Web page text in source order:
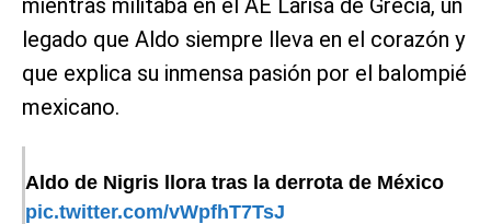
legado que Aldo siempre lleva en el corazón y
que explica su inmensa pasión por el balompié
mexicano.
Aldo de Nigris llora tras la derrota de México
pic.twitter.com/vWpfhT7TsJ